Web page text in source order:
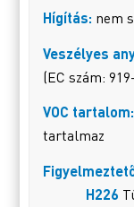
Hígítás: nem
Veszélyes
(EC szám:
VOC
tartalmaz
H226